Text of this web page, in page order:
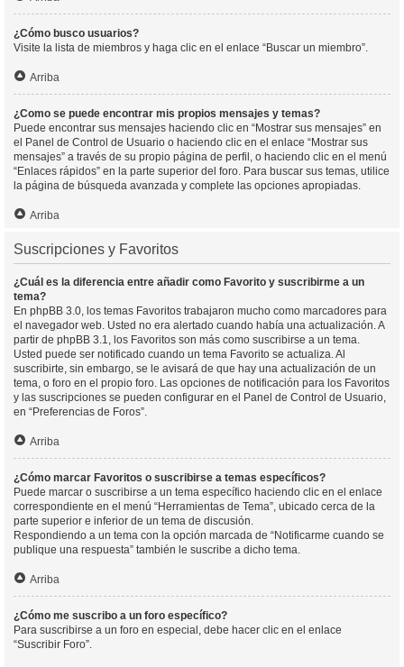
¿Cómo busco usuarios?
Visite la lista de miembros y haga clic en el enlace “Buscar un miembro”.
Arriba
¿Como se puede encontrar mis propios mensajes y temas?
Puede encontrar sus mensajes haciendo clic en “Mostrar sus mensajes” en
el Panel de Control de Usuario o haciendo clic en el enlace “Mostrar sus
mensajes” a través de su propio página de perfil, o haciendo clic en el menú
“Enlaces rápidos” en la parte superior del foro. Para buscar sus temas, utilice
la página de búsqueda avanzada y complete las opciones apropiadas.
Arriba
Suscripciones y Favoritos
¿Cuál es la diferencia entre añadir como Favorito y suscribirme a un
tema?
En phpBB 3.0, los temas Favoritos trabajaron mucho como marcadores para
el navegador web. Usted no era alertado cuando había una actualización. A
partir de phpBB 3.1, los Favoritos son más como suscribirse a un tema.
Usted puede ser notificado cuando un tema Favorito se actualiza. Al
suscribirte, sin embargo, se le avisará de que hay una actualización de un
tema, o foro en el propio foro. Las opciones de notificación para los Favoritos
y las suscripciones se pueden configurar en el Panel de Control de Usuario,
en “Preferencias de Foros”.
Arriba
¿Cómo marcar Favoritos o suscribirse a temas específicos?
Puede marcar o suscribirse a un tema específico haciendo clic en el enlace
correspondiente en el menú “Herramientas de Tema”, ubicado cerca de la
parte superior e inferior de un tema de discusión.
Respondiendo a un tema con la opción marcada de “Notificarme cuando se
publique una respuesta” también le suscribe a dicho tema.
Arriba
¿Cómo me suscribo a un foro específico?
Para suscribirse a un foro en especial, debe hacer clic en el enlace
“Suscribir Foro”.